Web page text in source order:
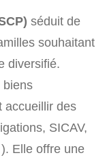
séduit de
souhaitant
diversifié.
biens
accueillir des
SICAV,
Elle offre une